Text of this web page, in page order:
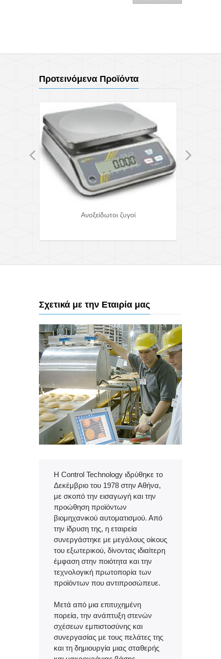
Προτεινόμενα Προϊόντα
Ανοξείδωτοι ζυγοί
Σχετικά με την Εταιρία μας
Η Control Technology ιδρύθηκε το
Δεκέμβριο του 1978 στην Αθήνα,
με σκοπό την εισαγωγή και την
προώθηση προϊόντων
βιομηχανικού αυτοματισμού. Από
την ίδρυση της, η εταιρεία
συνεργάστηκε με μεγάλους οίκους
του εξωτερικού, δίνοντας ιδιαίτερη
έμφαση στην ποιότητα και την
τεχνολογική πρωτοπορία των
προϊόντων που αντιπροσώπευε.
Μετά από μια επιτυχημένη
πορεία, την ανάπτυξη στενών
σχέσεων εμπιστοσύνης και
συνεργασίας με τους πελάτες της
και τη δημιουργία μιας σταθερής